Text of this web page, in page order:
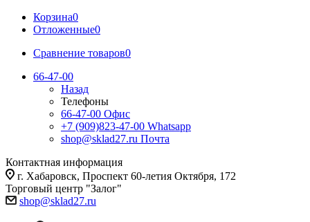
Корзина0
Отложенные0
Сравнение товаров0
66-47-00
Назад
Телефоны
66-47-00 Офис
+7 (909)823-47-00 Whatsapp
shop@sklad27.ru Почта
Контактная информация
г. Хабаровск, Проспект 60-летия Октября, 172
Торговый центр "Залог"
shop@sklad27.ru